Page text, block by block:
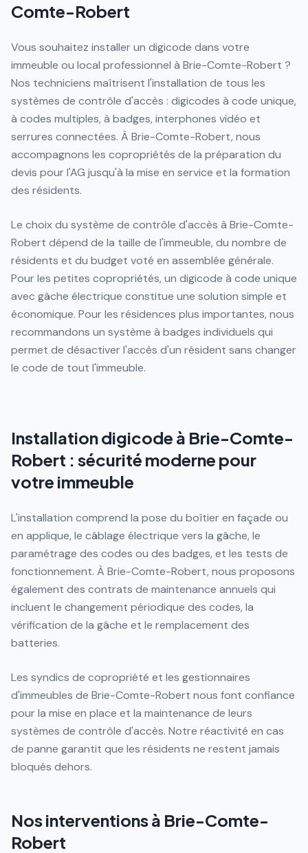
Comte-Robert
Vous souhaitez installer un digicode dans votre
immeuble ou local professionnel à Brie-Comte-Robert ?
Nos techniciens maîtrisent l'installation de tous les
systèmes de contrôle d'accès : digicodes à code unique,
à codes multiples, à badges, interphones vidéo et
serrures connectées. À Brie-Comte-Robert, nous
accompagnons les copropriétés de la préparation du
devis pour l'AG jusqu'à la mise en service et la formation
des résidents.
Le choix du système de contrôle d'accès à Brie-Comte-
Robert dépend de la taille de l'immeuble, du nombre de
résidents et du budget voté en assemblée générale.
Pour les petites copropriétés, un digicode à code unique
avec gâche électrique constitue une solution simple et
économique. Pour les résidences plus importantes, nous
recommandons un système à badges individuels qui
permet de désactiver l'accès d'un résident sans changer
le code de tout l'immeuble.
Installation digicode à Brie-Comte-
Robert : sécurité moderne pour
votre immeuble
L'installation comprend la pose du boîtier en façade ou
en applique, le câblage électrique vers la gâche, le
paramétrage des codes ou des badges, et les tests de
fonctionnement. À Brie-Comte-Robert, nous proposons
également des contrats de maintenance annuels qui
incluent le changement périodique des codes, la
vérification de la gâche et le remplacement des
batteries.
Les syndics de copropriété et les gestionnaires
d'immeubles de Brie-Comte-Robert nous font confiance
pour la mise en place et la maintenance de leurs
systèmes de contrôle d'accès. Notre réactivité en cas
de panne garantit que les résidents ne restent jamais
bloqués dehors.
Nos interventions à Brie-Comte-
Robert